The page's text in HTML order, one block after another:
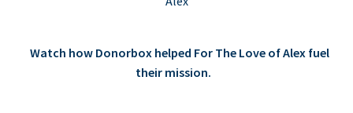
Watch how Donorbox helped For The Love of Alex fuel
their mission.